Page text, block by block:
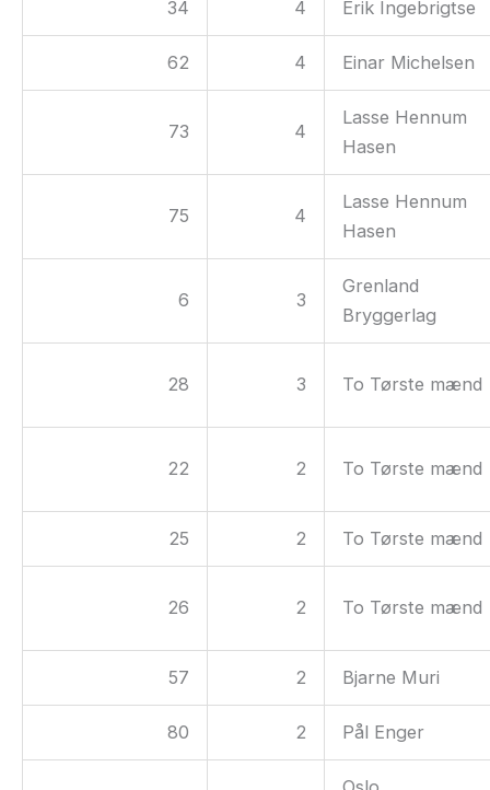
34 4 Erik Ingebrigtse
62 4 Einar Michelsen
73 4
Lasse Hennum
Hasen
75 4
Lasse Hennum
Hasen
6 3
Grenland
Bryggerlag
28 3 To Tørste mænd
22 2 To Tørste mænd
25 2 To Tørste mænd
26 2 To Tørste mænd
57 2 Bjarne Muri
80 2 Pål Enger